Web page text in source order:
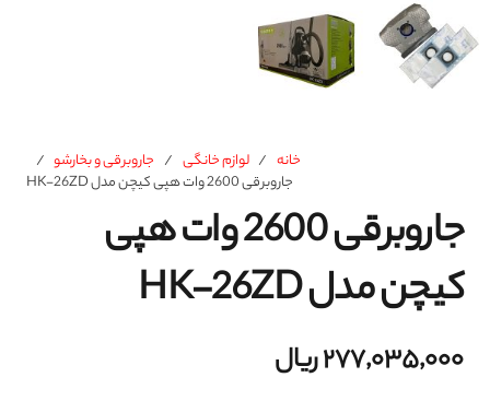
خانه / لوازم خانگی / جاروبرقی و بخارشو /
جاروبرقی 2600 وات هپی کیچن مدل HK-26ZD
جاروبرقی 2600 وات هپی
کیچن مدل HK-26ZD
۲۷۷,۰۳۵,۰۰۰ریال